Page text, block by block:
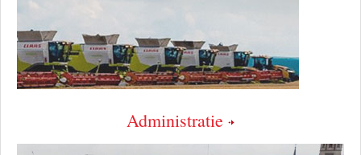
Administratie